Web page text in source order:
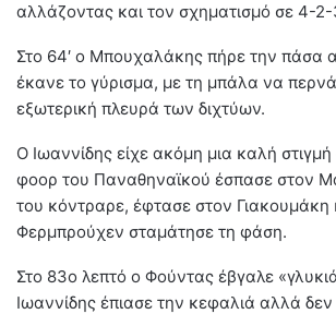
αλλάζοντας και τον σχηματισμό σε 4-2-
Στο 64′ ο Μπουχαλάκης πήρε την πάσα
έκανε το γύρισμα, με τη μπάλα να
εξωτερική πλευρά των διχτύων.
Ο Ιωαννίδης είχε ακόμη μια καλή
φοορ του Παναθηναϊκού έσπασε στον
του κόντραρε, έφτασε στον Γιακουμάκη
Φερμπρούχεν σταμάτησε τη φάση.
Στο 83ο λεπτό ο Φούντας έβγαλε
Ιωαννίδης έπιασε την κεφαλιά αλλά